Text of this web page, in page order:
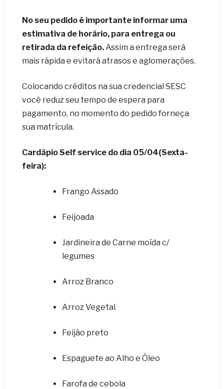
No seu pedido é importante informar uma
estimativa de horário, para entrega ou
retirada da refeição.Assim a entrega será
mais rápida e evitará atrasos e aglomerações.
Colocando créditos na sua credencial SESC
você reduz seu tempo de espera para
pagamento, no momento do pedido forneça
sua matrícula.
Cardápio Self service do dia 05/04(Sexta-
feira):
Frango Assado
Feijoada
Jardineira de Carne moída c/
legumes
Arroz Branco
Arroz Vegetal
Feijão preto
Espaguete ao Alho e Óleo
Farofa de cebola